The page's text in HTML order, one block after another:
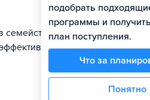
семейства
подобрать
программы и
план поступления.
Что за
Понятно